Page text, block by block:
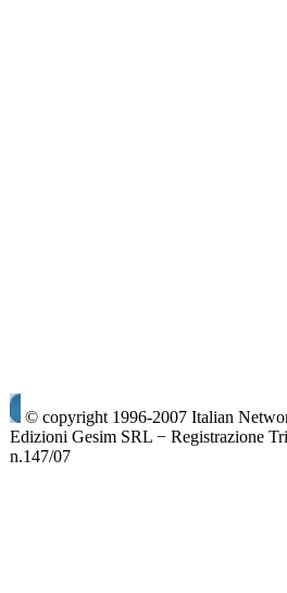
© copyright 1996-2007 Italian
Edizioni Gesim SRL − Registrazione
n.147/07